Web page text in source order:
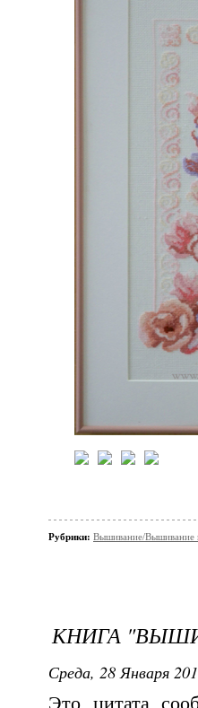
Рубрики: Вышивание/Вышивание
КНИГА
Среда, 28 Января
Это цитата